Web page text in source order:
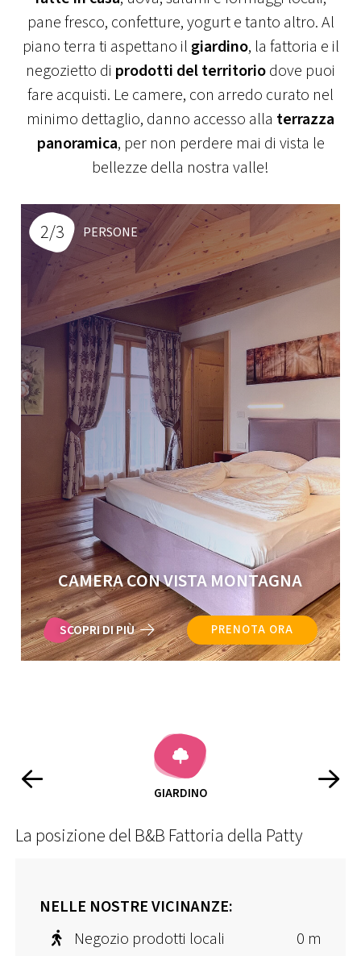
pane fresco, confetture, yogurt e tanto altro. Al
piano terra ti aspettano il giardino, la fattoria e il
negozietto di prodotti del territoriodove puoi
fare acquisti. Le camere, con arredo curato nel
minimo dettaglio, danno accesso alla terrazza
panoramica, per non perdere mai di vista le
bellezze della nostra valle!
2/3 PERSONE
CAMERA CON VISTA MONTAGNA
SCOPRI DI PIÙ PRENOTA ORA
PANCHE E TAVOLE ESTERNE
La posizione del B&B Fattoria della Patty
NELLE NOSTRE VICINANZE:
Negozio prodotti locali
0 m